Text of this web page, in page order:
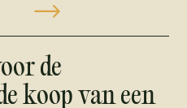
de
koop van een